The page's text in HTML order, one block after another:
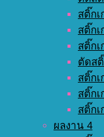
สติ๊ก
สติ๊ก
สติ๊ก
ตัดส
สติ๊ก
สติ๊กเ
สติ๊ก
ผลงาน 4